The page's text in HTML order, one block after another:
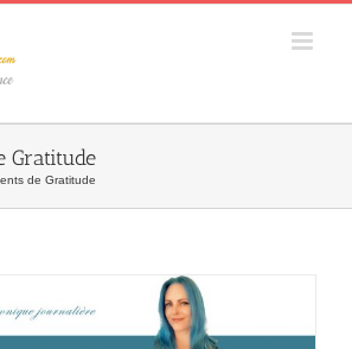
Gratitude
de Gratitude